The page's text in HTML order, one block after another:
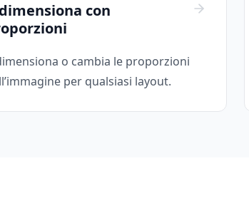
con
o cambia le proporzioni
per qualsiasi layout.